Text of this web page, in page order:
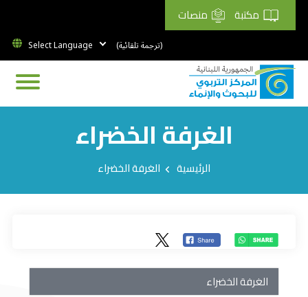
مكتبة منصات
(ترجمة تلقائية)
الغرفة الخضراء
Breadcrumbالرئيسية الغرفة الخضراء
الغرفة الخضراء